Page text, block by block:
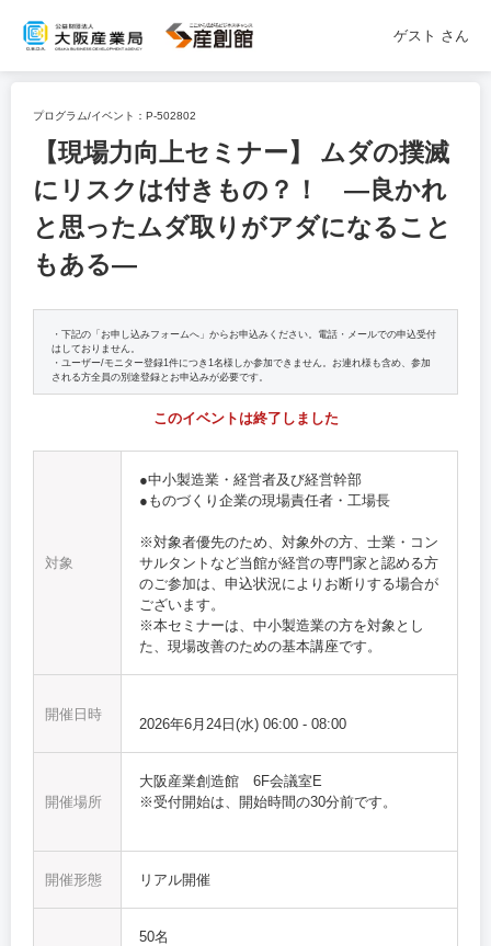
ゲスト さん
プログラム/イベント： P-502802
【現場力向上セミナー】 ムダの撲滅
にリスクは付きもの？！ ―良かれ
と思ったムダ取りがアダになること
もある―
・下記の「お申し込みフォームへ」からお申込みください。電話・メールでの申込受付
はしておりません。
・ユーザー/モニター登録1件につき1名様しか参加できません。お連れ様も含め、参加
される方全員の別途登録とお申込みが必要です。
このイベントは終了しました
対象
●中小製造業・経営者及び経営幹部
●ものづくり企業の現場責任者・工場長
※対象者優先のため、対象外の方、士業・コン
サルタントなど当館が経営の専門家と認める方
のご参加は、申込状況によりお断りする場合が
ございます。
※本セミナーは、中小製造業の方を対象とし
た、現場改善のための基本講座です。
開催日時
2026年6月24日(水) 06:00 - 08:00
開催場所
大阪産業創造館 6F会議室E
※受付開始は、開始時間の30分前です。
開催形態 リアル開催
50名